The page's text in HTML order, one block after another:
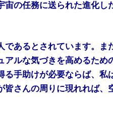
の任務に送られた進化し
あるとされています。ま
ルな気づきを高めるため
手助けが必要ならば、私
さんの周りに現れれば、